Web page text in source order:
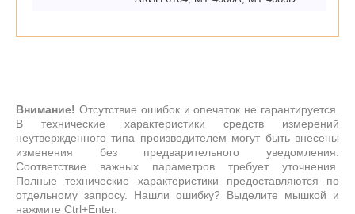
Внимание! Отсутствие ошибок и опечаток не гарантируется.
В технические характеристики средств измерений
неутвержденного типа производителем могут быть внесены
изменения без предварительного уведомления.
Соответствие важных параметров требует уточнения.
Полные технические характеристики предоставляются по
отдельному запросу. Нашли ошибку? Выделите мышкой и
нажмите Ctrl+Enter.